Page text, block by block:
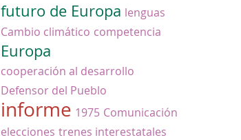
futuro de Europa lenguas
Cambio climático competencia
Europa
cooperación al desarrollo
Defensor del Pueblo
informe 1975 Comunicación
elecciones trenes interestatales